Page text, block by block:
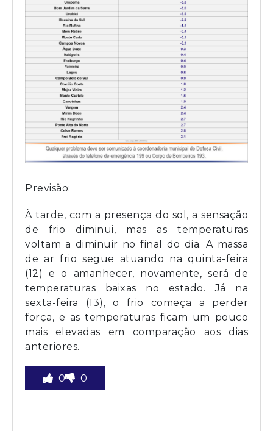
Previsão:
À tarde, com a presença do sol, a sensação
de frio diminui, mas as temperaturas
voltam a diminuir no final do dia. A massa
de ar frio segue atuando na quinta-feira
(12) e o amanhecer, novamente, será de
temperaturas baixas no estado. Já na
sexta-feira (13), o frio começa a perder
força, e as temperaturas ficam um pouco
mais elevadas em comparação aos dias
anteriores.
0 0